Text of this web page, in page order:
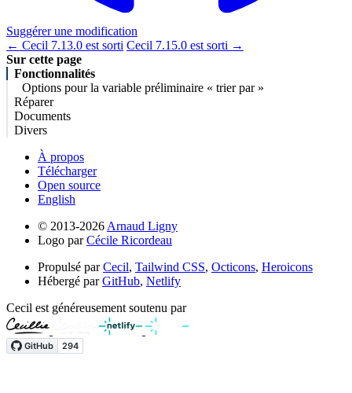
Suggérer une modification
← Cecil 7.13.0 est sorti Cecil 7.15.0 est sorti →
Sur cette page
Fonctionnalités
Options pour la variable préliminaire « trier par »
Réparer
Documents
Divers
À propos
Télécharger
Open source
English
© 2013-2026 Arnaud Ligny
Logo parCécile Ricordeau
Propulsé parCecil, Tailwind CSS, Octicons, Heroicons
Hébergé parGitHub, Netlify
Cecil est généreusement soutenu par